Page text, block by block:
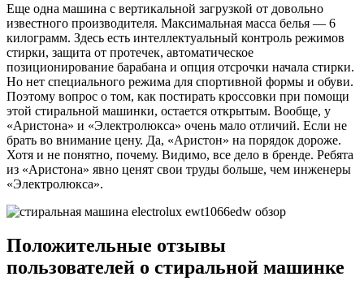
Еще одна машина с вертикальной загрузкой от довольно
известного производителя. Максимальная масса белья — 6
килограмм. Здесь есть интеллектуальный контроль режимов
стирки, защита от протечек, автоматическое
позиционирование барабана и опция отсрочки начала стирки.
Но нет специального режима для спортивной формы и обуви.
Поэтому вопрос о том, как постирать кроссовки при помощи
этой стиральной машинки, остается открытым. Вообще, у
«Аристона» и «Электролюкса» очень мало отличий. Если не
брать во внимание цену. Да, «Аристон» на порядок дороже.
Хотя и не понятно, почему. Видимо, все дело в бренде. Ребята
из «Аристона» явно ценят свои труды больше, чем инженеры
«Электролюкса».
Положительные отзывы
пользователей о стиральной машинке